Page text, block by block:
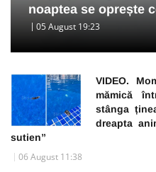
noaptea se oprește
05 August 19:23
VIDEO.
mămică
stânga
dreapta
sutien”
06 August 11:38